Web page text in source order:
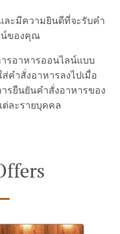
ละมีความยินดีที่จะรับคำ
น์ของคุณ
ารอาหารออนไลน์แบบ
คำสั่งอาหารลงไปเมื่อ
รยืนยันคำสั่งอาหารของ
ละรายบุคคล